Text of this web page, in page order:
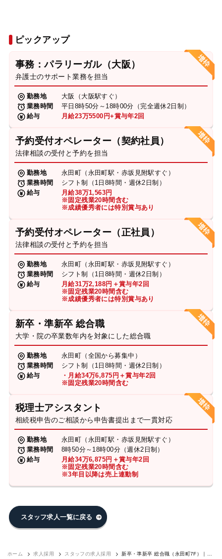
ピックアップ
事務：パラリーガル（大阪）
弁護士のサポート業務を担当
勤務地
大阪（大阪駅すぐ）
業務時間
平日8時50分～18時00分（完全週休2日制）
給与
月給23万5500円+賞与年2回
予約受付オペレーター（契約社員）
法律相談の受付と予約を担当
勤務地
永田町（永田町駅・赤坂見附駅すぐ）
業務時間
シフト制（1日8時間・週休2日制）
給与
月給38万1,563円
※固定残業20時間含む
※成績優秀者には特別賞与あり
予約受付オペレーター（正社員）
法律相談の受付と予約を担当
勤務地
永田町（永田町駅・赤坂見附駅すぐ）
業務時間
シフト制（1日8時間・週休2日制）
給与
月給31万2,188円＋賞与年2回
※固定残業20時間含む
※成績優秀者には特別賞与あり
新卒・準新卒 総合職
大学・院の卒業数年内を対象にした総合職
勤務地
永田町（全国から募集中）
業務時間
シフト制（1日8時間・週休2日制）
給与
・月給34万6,875円＋賞与年2回
※固定残業20時間含む
税理士アシスタント
相続税申告のご相談から申告書提出まで一貫対応
勤務地
永田町（永田町駅・赤坂見附駅すぐ）
業務時間
8時50分～18時00分（週休2日制）
給与
月給34万6,875円＋賞与年2回
※固定残業20時間含む
※3年目以降は売上連動制
スタッフ求人一覧に戻る
ホーム 求人採用 スタッフの求人採用
新卒・準新卒 総合職（永田町7F）｜求